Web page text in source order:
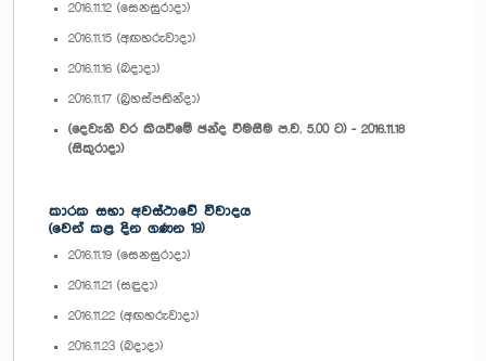
2016.11.12 (සෙනසුරාදා)
2016.11.15 (අඟහරුවාදා)
2016.11.16 (බදාදා)
2016.11.17 (බ්‍රහස්පතින්දා)
(දෙවැනි වර කියවීමේ ඡන්ද විමසීම ප.ව. 5.00 ට) - 2016.11.18
(සිකුරාදා)
කාරක සභා අවස්ථාවේ විවාදය
(වෙන් කළ දින ගණන 19)
2016.11.19 (සෙනසුරාදා)
2016.11.21 (සඳුදා)
2016.11.22 (අඟහරුවාදා)
2016.11.23 (බදාදා)